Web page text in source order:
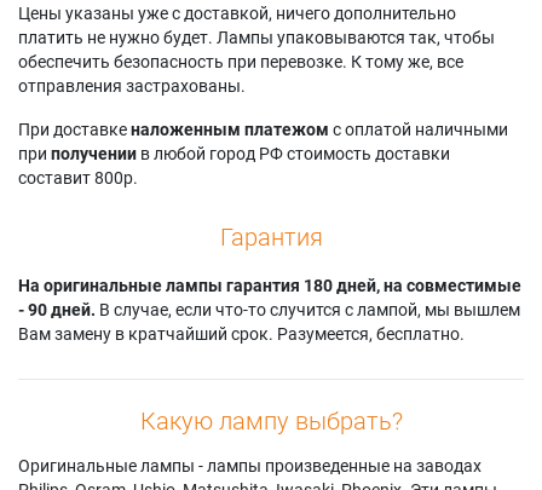
Цены указаны уже с доставкой, ничего дополнительно
платить не нужно будет. Лампы упаковываются так, чтобы
обеспечить безопасность при перевозке. К тому же, все
отправления застрахованы.
При доставкеналоженным платежом с оплатой наличными
при получении в любой город РФ стоимость доставки
составит 800р.
Гарантия
На оригинальные лампы гарантия 180 дней, на совместимые
- 90 дней. В случае, если что-то случится с лампой, мы вышлем
Вам замену в кратчайший срок. Разумеется, бесплатно.
Какую лампу выбрать?
Оригинальные лампы - лампы произведенные на заводах